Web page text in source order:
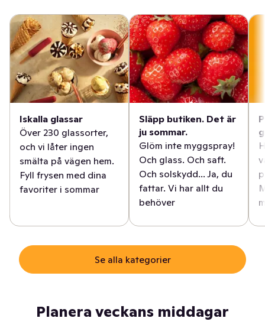
Iskalla glassar
Över 230 glassorter,
och vi låter ingen
smälta på vägen hem.
Fyll frysen med dina
favoriter i sommar
Släpp butiken. Det är
ju sommar.
Glöm inte myggspray!
Och glass. Och saft.
Och solskydd... Ja, du
fattar. Vi har allt du
behöver
Se alla kategorier
Planera veckans middagar